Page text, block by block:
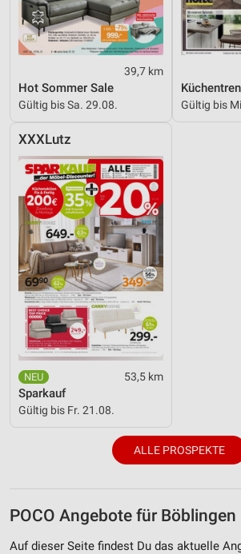
39,7 km
Hot Sommer Sale
Gültig bis Sa. 29.08. Gültig bis
XXXLutz
53,5 km
Sparkauf
Gültig bis Fr. 21.08.
ALLE PROSPEKTE
POCO Angebote für Böblingen
Auf dieser Seite findest Du das aktuelle